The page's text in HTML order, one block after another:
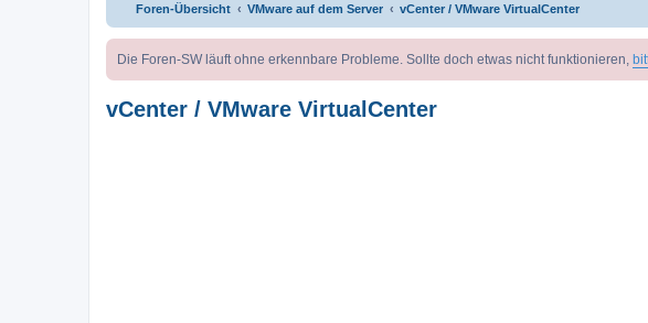
Foren-Übersicht VMware auf dem Server vCenter / VMware VirtualCenter
Die Foren-SW läuft ohne erkennbare Probleme. Sollte doch etwas nicht funktionieren,
vCenter / VMware VirtualCenter